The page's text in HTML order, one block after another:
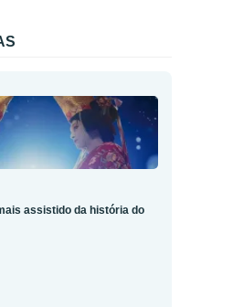
assistido da história do